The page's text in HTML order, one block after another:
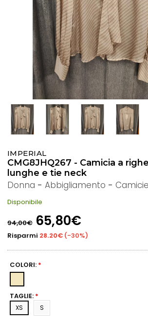
IMPERIAL
CMG8JHQ267 - Camicia a
lunghe e tie neck
Donna - Abbigliamento - Camicie
Disponibile
di
listino
94,00€ 65,80€
Risparmi 28.20€ (-30%)
COLORI: *
TAGLIE: *
XS S